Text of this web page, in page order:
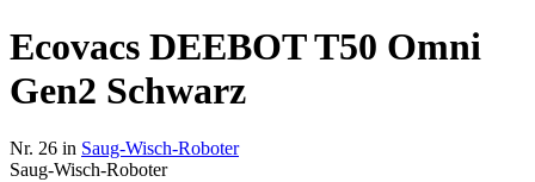
Ecovacs DEEBOT T50 Omni
Gen2 Schwarz
Nr. 26 in Saug-Wisch-Roboter
Saug-Wisch-Roboter